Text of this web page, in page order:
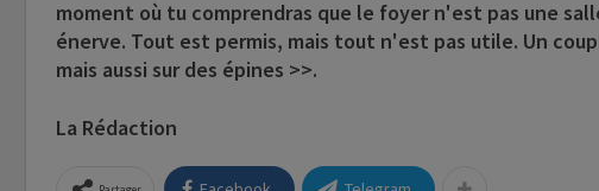
moment où tu comprendras que le foyer n'est pas une
énerve. Tout est permis, mais tout n'est pas utile. Un
mais aussi sur des épines >>.
La Rédaction